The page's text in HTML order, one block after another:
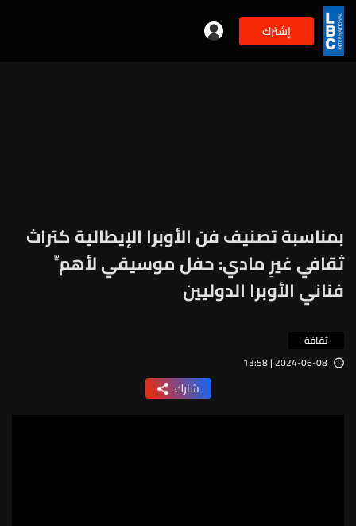
إشترك
بمناسبة تصنيف فن الأوبرا الإيطالية كتراث
ثقافي غيرِ مادي: حفل موسيقي لأهمِّ
فناني الأوبرا الدوليين
ثقافة
2024-06-08 | 13:58
شارك